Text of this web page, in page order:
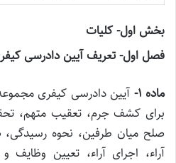
بخش اول- کلیات
فصل اول- تعریف آیین دادرسی
ماده ۱-
آیین دادرسی کیفری
برای کشف جرم، تعقیب متهم،
صلح میان طرفین، نحوه
آراء، اجرای آراء، تعیین وظایف